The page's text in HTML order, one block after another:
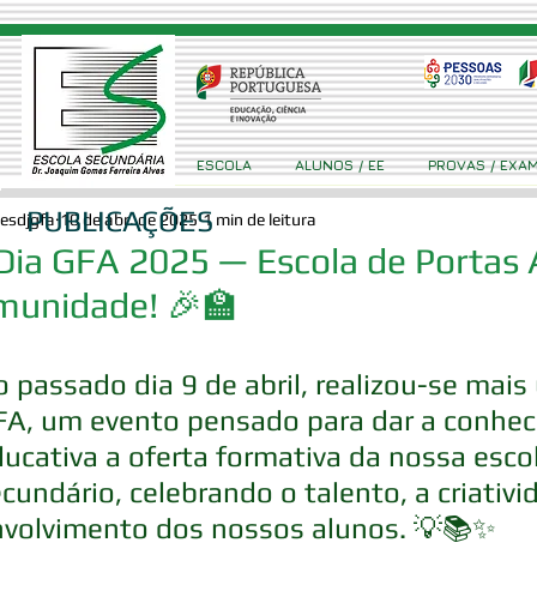
GFA 2025 — Escola de Portas
🎉🏫
esdjgfa 10 de abr. de 2025 1 min de leitura
passado dia 9 de abril, realizou-se
um evento pensado para dar a
a oferta formativa da nossa
celebrando o talento, a
dos nossos alunos. 💡📚✨
PUBLICAÇÕES
ESCOLA ALUNOS / EE PROVAS /